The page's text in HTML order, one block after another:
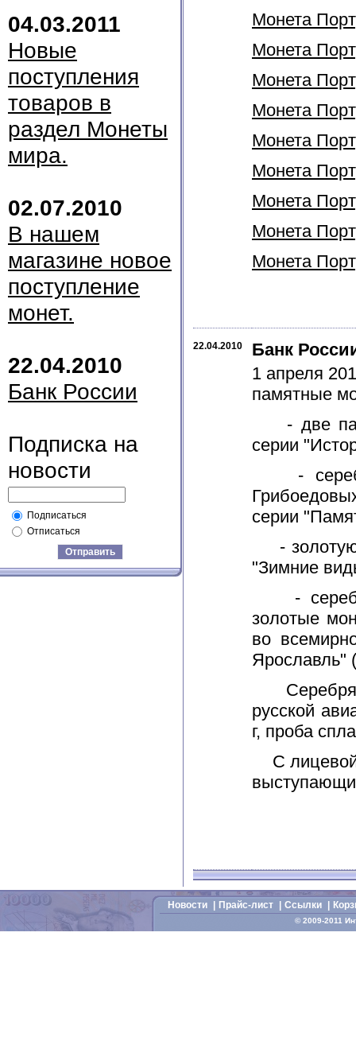
04.03.2011
Новые
поступления
товаров в
раздел Монеты
мира.
02.07.2010
В нашем
магазине новое
поступление
монет.
22.04.2010
Банк России
Подписка на
новости
Подписаться
Отписаться
Отправить
Монета
Монета
Монета
Монета
Монета
Монета
Монета
Монета
Монета
22.04.2010
Банк
1 апреля
памятные
- две
серии
-
серии
- золотую
"Зимние
-
золотые
во
Ярославль"
русской
г, проба
С лицевой
Новости Прайс-лист Cсылки
© 2009-2011